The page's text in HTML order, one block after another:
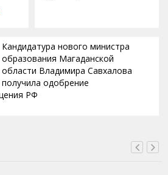
Кандидатура нового министра
образования Магаданской
области Владимира Савхалова
получила одобрение
РФ